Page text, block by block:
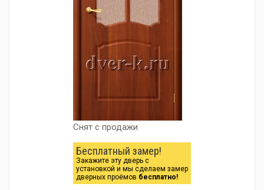
Снят с продажи
Бесплатный замер!
Закажите эту дверь с
установкой и мы сделаем замер
дверных проёмов бесплатно!